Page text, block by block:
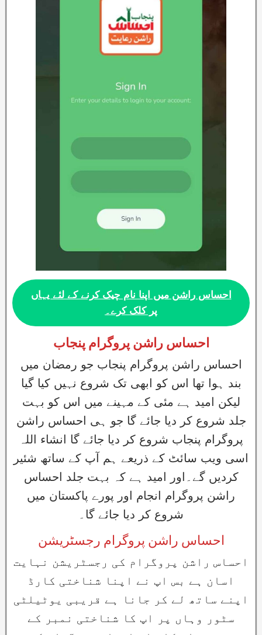
احساس راشن میں اپنا نام چیک کرنے کے لئے یہاں
پر کلک کرے۔
احساس راشن پروگرام پنجاب
احساس راشن پروگرام پنجاب جو رمضان میں
بند ہوا تھا اس کو ابھی تک شروع نہیں کیا گیا
لیکن امید ہے مئی کے مہینے میں اس کو بہت
جلد شروع کر دیا جائے گا جو ہی احساس راشن
پروگرام پنجاب شروع کر دیا جائے گا انشاء اللہ
اسی ویب سائٹ کے ذریعے ہم آپ کے ساتھ شئیر
کردیں گے۔اور امید ہے کہ بہت جلد احساس
راشن پروگرام انجام اور پورے پاکستان میں
شروع کر دیا جائے گا۔
احساس راشن پروگرام رجسٹریشن
احساس راشن پروگرام کی رجسٹریشن نہایت
اسان ہے بس اپ نے اپنا شناختی کارڈ
اپنے ساتھ لے کر جانا ہے قریبی یوٹیلٹی
سٹور وہاں پر اپ کا شناختی نمبر کے